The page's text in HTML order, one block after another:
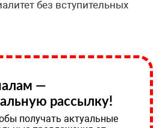
без вступительных
—
рассылку!
получать актуальные